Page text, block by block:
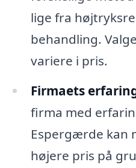
lige fra
behandling.
variere i pris.
Firmaets
firma med
Espergærde kan
højere pris på